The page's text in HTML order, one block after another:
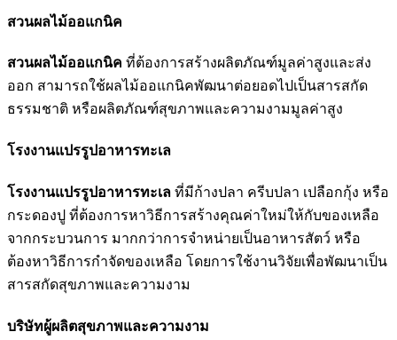
สวนผลไม้ออแกนิค
สวนผลไม้ออแกนิค ที่ต้องการสร้างผลิตภัณฑ์มูลค่าสูงและส่ง
ออก สามารถใช้ผลไม้ออแกนิคพัฒนาต่อยอดไปเป็นสารสกัด
ธรรมชาติ หรือผลิตภัณฑ์สุขภาพและความงามมูลค่าสูง
โรงงานแปรรูปอาหารทะเล
โรงงานแปรรูปอาหารทะเล ที่มีก้างปลา ครีบปลา เปลือกกุ้ง หรือ
กระดองปู ที่ต้องการหาวิธีการสร้างคุณค่าใหม่ให้กับของเหลือ
จากกระบวนการ มากกว่าการจำหน่ายเป็นอาหารสัตว์ หรือ
ต้องหาวิธีการกำจัดของเหลือ โดยการใช้งานวิจัยเพื่อพัฒนาเป็น
สารสกัดสุขภาพและความงาม
บริษัทผู้ผลิตสุขภาพและความงาม